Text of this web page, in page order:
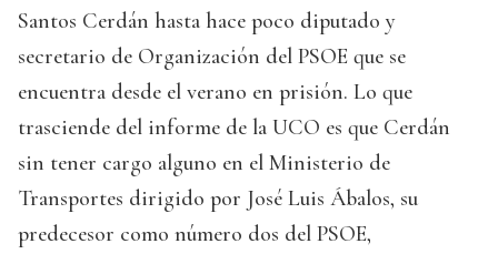
Santos Cerdán hasta hace poco diputado y
secretario de Organización del PSOE que se
encuentra desde el verano en prisión. Lo que
trasciende del informe de la UCO es que Cerdán
sin tener cargo alguno en el Ministerio de
Transportes dirigido por José Luis Ábalos, su
predecesor como número dos del PSOE,